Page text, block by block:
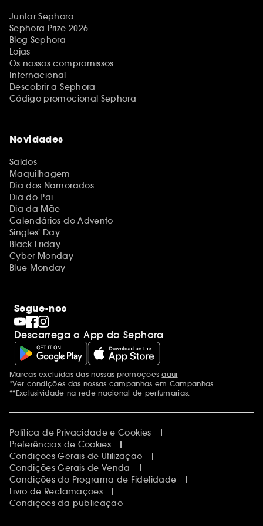
Juntar Sephora
Sephora Prize 2026
Blog Sephora
Lojas
Os nossos compromissos
Internacional
Descobrir a Sephora
Código promocional Sephora
Novidades
Saldos
Maquilhagem
Dia dos Namorados
Dia do Pai
Dia da Mãe
Calendários do Advento
Singles' Day
Black Friday
Cyber Monday
Blue Monday
Segue-nos
Descarrega a App da Sephora
Menções adicionais
Marcas excluídas das nossas promoçõesaqui
*Ver condições das nossas campanhas em Campanhas
**Exclusividade na rede nacional de perfumarias.
Política de Privacidade e Cookies
Preferências de Cookies
Condições Gerais de Utilização
Condições Gerais de Venda
Condições do Programa de Fidelidade
Livro de Reclamações
Condições da publicação